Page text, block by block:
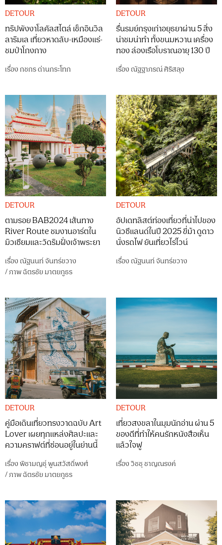
DETOUR
ทริปพังงาโลคัลสไตล์ เช็กอินวิล
ลาริมเล เที่ยวหาดลับ-เหมืองแร่-
ชมป่าโกงกาง
เรื่อง กชกร ด่านกระโทก
DETOUR
รื่นรมย์กรุงเก่าอยุธยาผ่าน 5 สิ่ง
น่าชมน่าทำ ทั้งขนมหวาน เครื่อง
ทอง ล่องเรือโบราณอายุ 130 ปี
เรื่องณัฐฐาภรณ์ ศิริสลุง
DETOUR
ตามรอย BAB2024 เส้นทาง
River Route ชมงานอาร์ตใน
มิวเซียมและวัดริมฝั่งเจ้าพระยา
เรื่องณัฐนนท์ จันทร์ขวาง
/ภาพฉัตรชัย มาตยภูธร
DETOUR
อัปเดทลิสต์ท่องเที่ยวที่น่าไปของ
นิวซีแลนด์ในปี 2025 ขี่ม้า ดูดาว
นั่งรถไฟ ยันเที่ยวไร่ไวน์
เรื่องณัฐนนท์ จันทร์ขวาง
DETOUR
คู่มือเดินเที่ยวทรงวาดฉบับ Art
Lover เผยทุกแหล่งศิลปะและ
ความคราฟต์ที่ซ่อนอยู่ในย่านนี้
เรื่องพิชามญชุ์ พูนสวัสดิ์พงศ์
/ภาพฉัตรชัย มาตยภูธร
DETOUR
เที่ยวสงขลาในมุมนักอ่าน ผ่าน 5
ของดีที่ทำให้คนรักหนังสือเห็น
แล้วใจฟู
เรื่องวิชชุ ชาญณรงค์